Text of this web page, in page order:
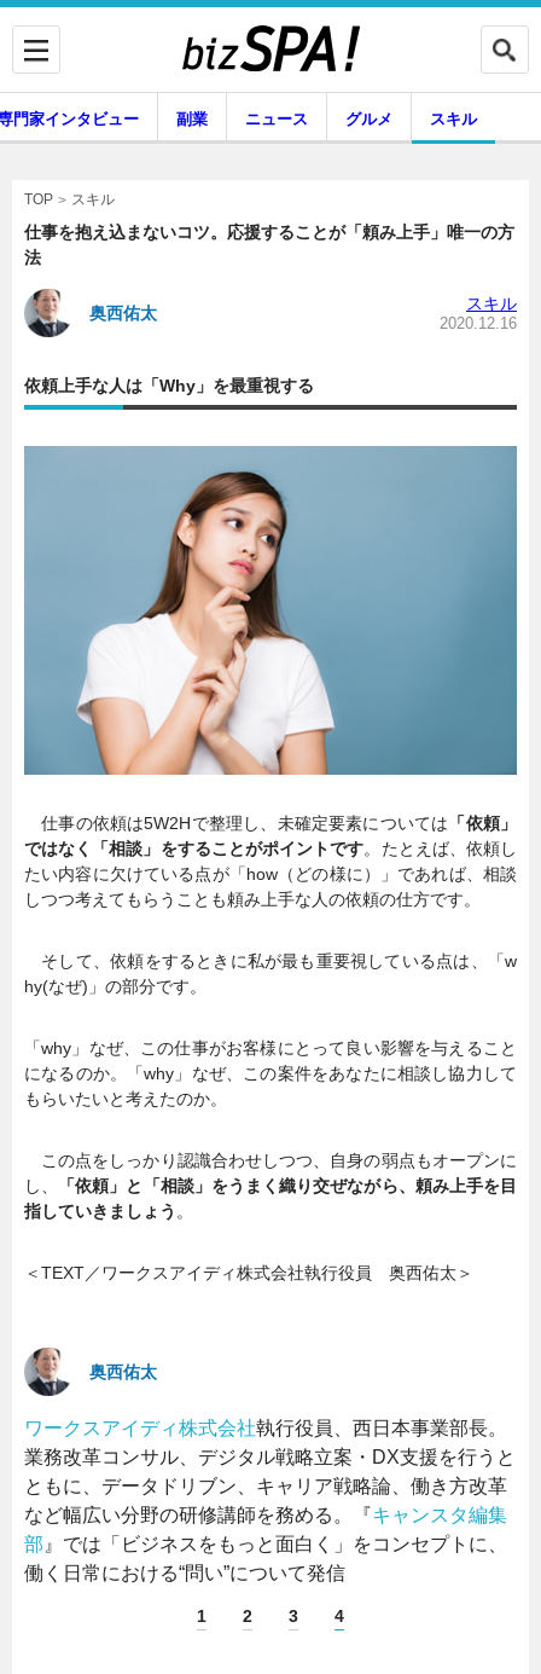
専門家インタビュー
副業
暮らし
連載一覧
門家インタビュー 副業 ニュース グルメ スキル
TOP スキル
仕事を抱え込まないコツ。応援することが「頼み上手」唯一の方
法
奥西佑太 スキル
2020.12.16
依頼上手な人は「Why」を最重視する
仕事の依頼は5W2Hで整理し、未確定要素については 「依頼」
ではなく「相談」をすることがポイントです。たとえば、依頼し
たい内容に欠けている点が「how（どの様に）」であれば、相談
しつつ考えてもらうことも頼み上手な人の依頼の仕方です。
そして、依頼をするときに私が最も重要視している点は、「w
hy(なぜ)」の部分です。
「why」なぜ、この仕事がお客様にとって良い影響を与えること
になるのか。「why」なぜ、この案件をあなたに相談し協力して
もらいたいと考えたのか。
この点をしっかり認識合わせしつつ、自身の弱点もオープンに
し、
「依頼」と「相談」をうまく織り交ぜながら、頼み上手を目
指していきましょう 。
＜TEXT／ワークスアイディ株式会社執行役員 奥西佑太＞
奥西佑太
ワークスアイディ株式会社執行役員、西日本事業部長。
業務改革コンサル、デジタル戦略立案・DX支援を行うと
ともに、データドリブン、キャリア戦略論、働き方改革
など幅広い分野の研修講師を務める。『キャンスタ編集
部 』では「ビジネスをもっと面白く」をコンセプトに、
働く日常における“問い”について発信
1 2 3 4